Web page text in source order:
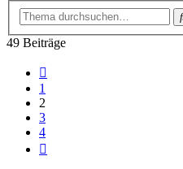
49 Beiträge
1
2
3
4